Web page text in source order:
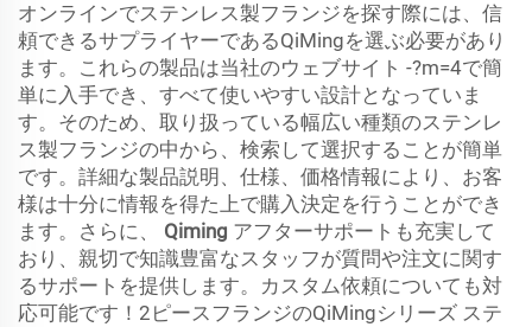
オンラインでステンレス製フランジを探す際には、信
頼できるサプライヤーであるQiMingを選ぶ必要があり
ます。これらの製品は当社のウェブサイト -?m=4で簡
単に入手でき、すべて使いやすい設計となっていま
す。そのため、取り扱っている幅広い種類のステンレ
ス製フランジの中から、検索して選択することが簡単
です。詳細な製品説明、仕様、価格情報により、お客
様は十分に情報を得た上で購入決定を行うことができ
ます。さらに、 Qiming アフターサポートも充実して
おり、親切で知識豊富なスタッフが質問や注文に関す
るサポートを提供します。カスタム依頼についても対
応可能です！2ピースフランジのQiMingシリーズ ステ